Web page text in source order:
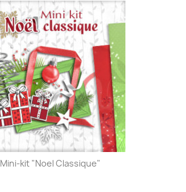
Mini-kit "Noel Classique"